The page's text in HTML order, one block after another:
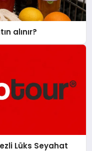
alınır?
Lüks Seyahat